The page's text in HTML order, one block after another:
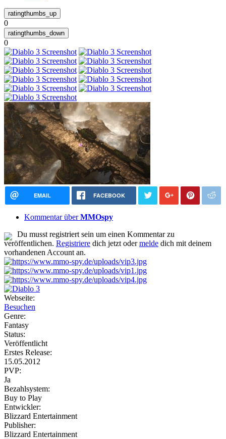
0
0
EMAIL FACEBOOK
Kommentar überMMOspy
Du musst registriert sein um einen Kommentar zu
veröffentlichen. Registriere dich jetzt odermelde dich mit deinem
vorhandenen Account an.
Webseite:
Besuchen
Genre:
Fantasy
Status:
Veröffentlicht
Erstes Release:
15.05.2012
PVP:
Ja
Bezahlsystem:
Buy to Play
Entwickler:
Blizzard Entertainment
Publisher:
Blizzard Entertainment